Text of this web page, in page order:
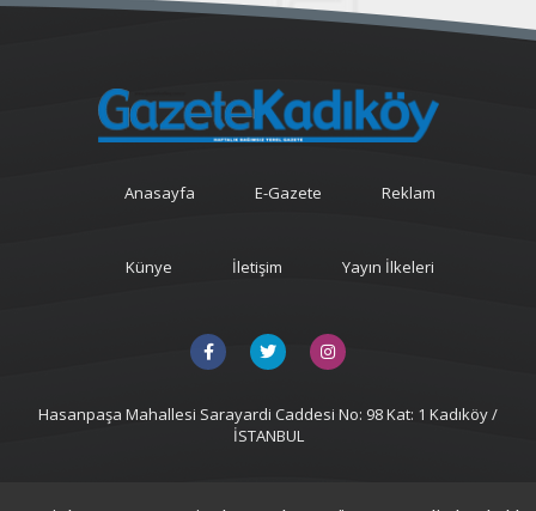
Anasayfa E-Gazete Reklam
Künye İletişim Yayın İlkeleri
Hasanpaşa Mahallesi Sarayardi Caddesi No: 98 Kat: 1 Kadıköy /
İSTANBUL